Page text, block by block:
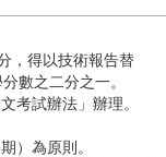
，得以技術報告替
數之二分之一。
考試辦法」辦理。
）為原則。